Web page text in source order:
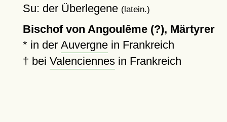
Su: der Überlegene (latein.)
Bischof von Angoulême (?), Märtyrer
* in der Auvergnein Frankreich
† bei Valenciennesin Frankreich